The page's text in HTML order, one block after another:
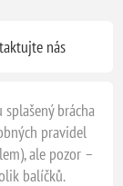
nás
splašený brácha
pravidel
ale pozor –
balíčků.